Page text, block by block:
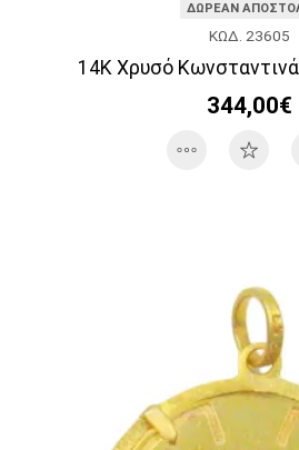
ΔΩΡΕΑΝ
ΚΩΔ. 23605
14Κ Χρυσό
344,00€